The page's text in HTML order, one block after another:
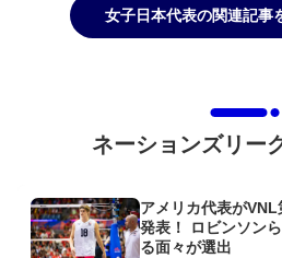
女子日本代表の関連記事
ネーションズリー
アメリカ代表が
発表！ ロビンソン
る面々が選出